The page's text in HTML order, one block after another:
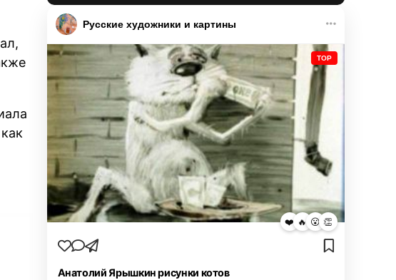
Русские художники и картины
TOP
❤️ 🔥 😮 👏
Анатолий Ярышкин рисунки котов